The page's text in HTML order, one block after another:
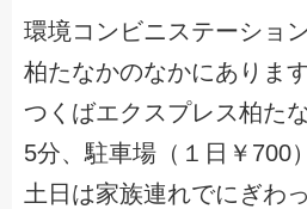
環境コンビニステーショ
柏たなかのなかにあります
つくばエクスプレス柏た
5分、駐車場（１日￥700
土日は家族連れでにぎわ